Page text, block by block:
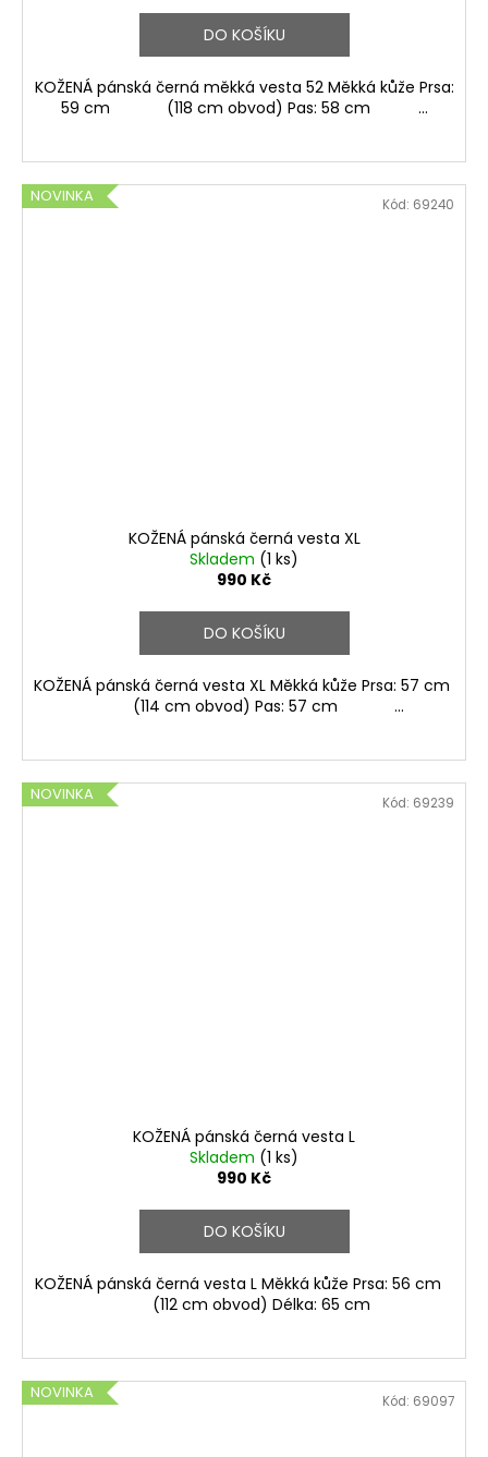
DO KOŠÍKU
KOŽENÁ pánská černá měkká vesta 52 Měkká kůže Prsa:
59 cm (118 cm obvod) Pas: 58 cm ...
NOVINKA
KOŽENÁ pánská černá vesta XL
Skladem (1 ks)
990 Kč
DO KOŠÍKU
KOŽENÁ pánská černá vesta XL Měkká kůže Prsa: 57 cm
(114 cm obvod) Pas: 57 cm ...
Kód: 69240
NOVINKA
KOŽENÁ pánská černá vesta L
Skladem (1 ks)
990 Kč
DO KOŠÍKU
KOŽENÁ pánská černá vesta L Měkká kůže Prsa: 56 cm
(112 cm obvod) Délka: 65 cm
Kód: 69239
NOVINKA Kód: 69097